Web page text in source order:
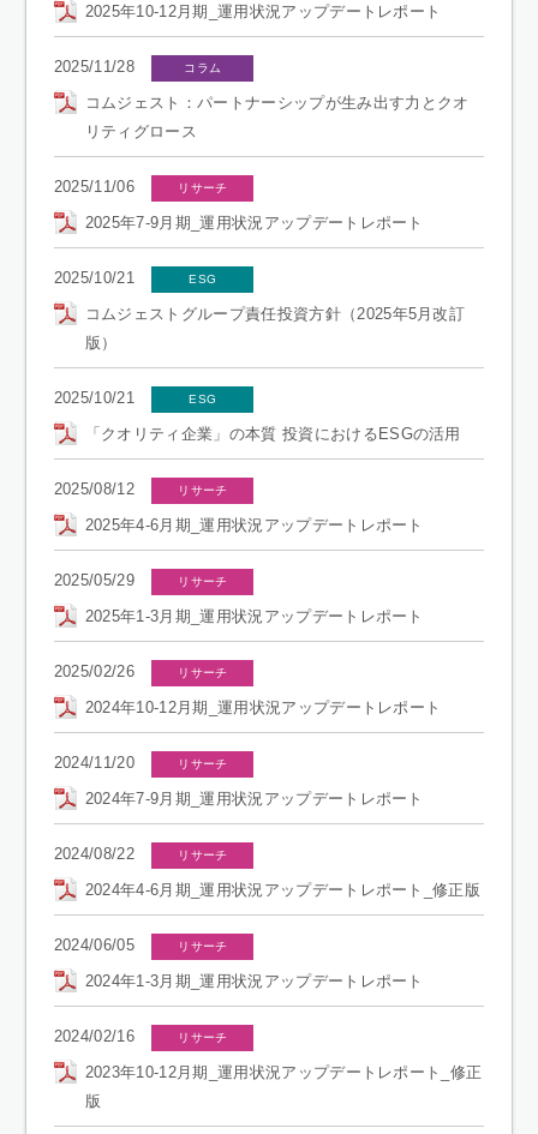
2025年10-12月期_運用状況アップデートレポート
2025/11/28 コラム
コムジェスト：パートナーシップが生み出す力とクオ
リティグロース
2025/11/06 リサーチ
2025年7-9月期_運用状況アップデートレポート
2025/10/21 ESG
コムジェストグループ責任投資方針（2025年5月改訂
版）
2025/10/21 ESG
「クオリティ企業」の本質 投資におけるESGの活用
2025/08/12 リサーチ
2025年4-6月期_運用状況アップデートレポート
2025/05/29 リサーチ
2025年1-3月期_運用状況アップデートレポート
2025/02/26 リサーチ
2024年10-12月期_運用状況アップデートレポート
2024/11/20 リサーチ
2024年7-9月期_運用状況アップデートレポート
2024/08/22 リサーチ
2024年4-6月期_運用状況アップデートレポート_修正版
2024/06/05 リサーチ
2024年1-3月期_運用状況アップデートレポート
2024/02/16 リサーチ
2023年10-12月期_運用状況アップデートレポート_修正
版